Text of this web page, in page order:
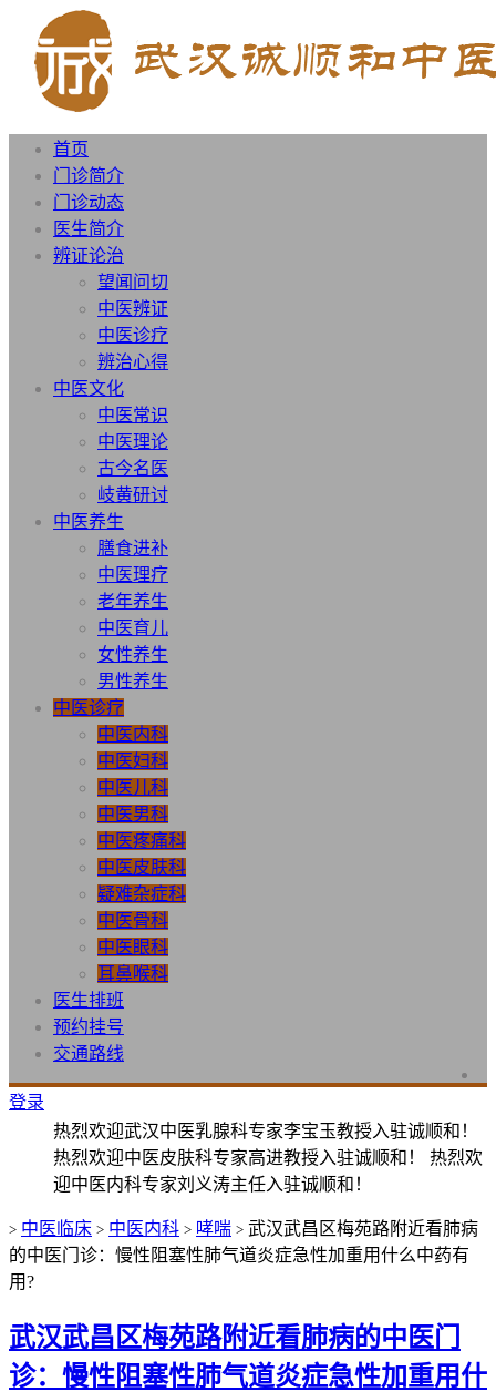
首页
门诊简介
门诊动态
医生简介
辨证论治
望闻问切
中医辨证
中医诊疗
辨治心得
中医文化
中医常识
中医理论
古今名医
岐黄研讨
中医养生
膳食进补
中医理疗
老年养生
中医育儿
女性养生
男性养生
中医诊疗
中医内科
中医妇科
中医儿科
中医男科
中医疼痛科
中医皮肤科
疑难杂症科
中医骨科
中医眼科
耳鼻喉科
医生排班
预约挂号
交通路线
登录
热烈欢迎武汉中医乳腺科专家李宝玉教授入驻诚顺和！
热烈欢迎中医皮肤科专家高进教授入驻诚顺和！ 热烈欢
迎中医内科专家刘义涛主任入驻诚顺和！
> 中医临床 > 中医内科 > 哮喘 > 武汉武昌区梅苑路附近看肺病
的中医门诊：慢性阻塞性肺气道炎症急性加重用什么中药有
用?
武汉武昌区梅苑路附近看肺病的中医门
诊：慢性阻塞性肺气道炎症急性加重用什